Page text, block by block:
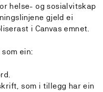
helse- og sosialvitskap
gjeld ei
i Canvas emnet.
ein:
som i tillegg har ein